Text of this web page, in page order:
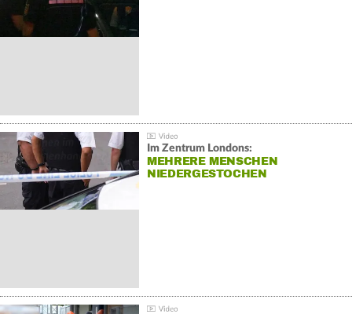
Im Zentrum Londons:
MEHRERE MENSCHEN
NIEDERGESTOCHEN